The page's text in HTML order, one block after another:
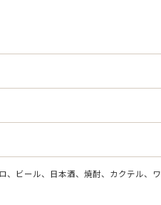
、ビール、日本酒、焼酎、カクテル、ワ